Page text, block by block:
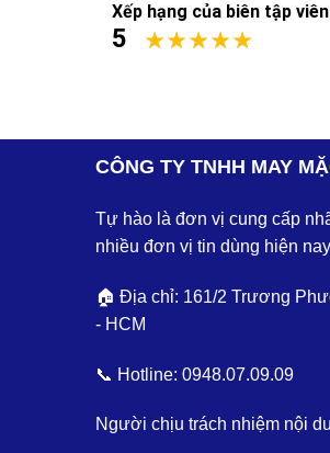
Xếp hạng của biên tập
5
CÔNG TY TNHH MAY
Tự hào là đơn vị cung cấp
nhiều đơn vị tin dùng hiện
🏠 Địa chỉ: 161/2 Trương
- HCM
📞 Hotline: 0948.07.09.09
Người chịu trách nhiệm nội